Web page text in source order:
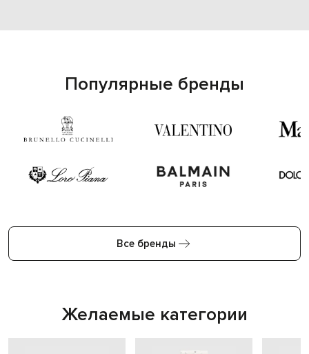
Популярные бренды
Все бренды
Желаемые категории